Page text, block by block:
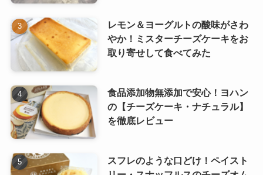
レモン＆ヨーグルトの酸味がさわ
やか！ミスターチーズケーキをお
取り寄せして食べてみた
食品添加物無添加で安心！ヨハン
の【チーズケーキ・ナチュラル】
を徹底レビュー
スフレのような口どけ！ペイスト